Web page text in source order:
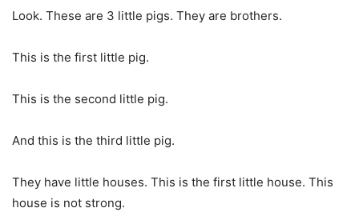
Look. These are 3 little pigs. They are brothers.
This is the first little pig.
This is the second little pig.
And this is the third little pig.
They have little houses. This is the first little house. This
house is not strong.